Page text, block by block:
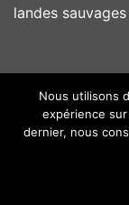
landes
© 2026
Copyright 2018
Nous utilisons
expérience
dernier, nous